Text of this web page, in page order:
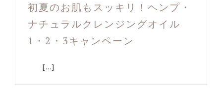
初夏のお肌もスッキリ！ヘンプ・
ナチュラルクレンジングオイル
1・2・3キャンペーン
[...]